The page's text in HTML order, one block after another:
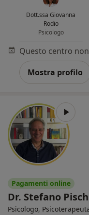
Dott.ssa Giovanna
Rodio
Psicologo
Mostra profilo
Pagamenti online
Dr. Stefano
Psicologo,